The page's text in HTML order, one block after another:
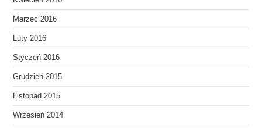
Marzec 2016
Luty 2016
Styczeń 2016
Grudzień 2015
Listopad 2015
Wrzesień 2014